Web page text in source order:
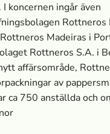
I koncernen ingår även
Rottneros
Madeiras i
Rottneros S.A. i
affärsområde,
av
ca 750 anställda och